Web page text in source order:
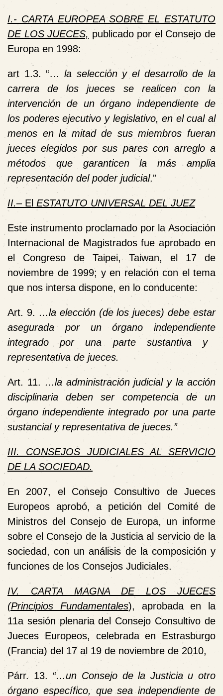
I.- CARTA EUROPEA SOBRE EL ESTATUTO
DE LOS JUECES, publicado por el Consejo de
Europa en 1998:
art 1.3. “… la selección y el desarrollo de la
carrera de los jueces se realicen con la
intervención de un órgano independiente de
los poderes ejecutivo y legislativo, en el cual al
menos en la mitad de sus miembros fueran
jueces elegidos por sus pares con arreglo a
métodos que garanticen la más amplia
representación del poder judicial.”
II.– El ESTATUTO UNIVERSAL DEL JUEZ
Este instrumento proclamado por la Asociación
Internacional de Magistradosfue aprobado en
el Congreso de Taipei, Taiwan, el 17 de
noviembre de 1999; y en relación con el tema
que nos intersa dispone, en lo conducente:
Art. 9. …la elección (de los jueces) debe estar
asegurada por unórgano independiente
integrado por una parte sustantiva y
representativa de jueces.
Art. 11. …la administración judicial y la acción
disciplinaria deben ser competencia de un
órgano independiente integrado por una parte
sustancial y representativa de jueces.”
III. CONSEJOS JUDICIALES AL SERVICIO
DE LA SOCIEDAD.
En 2007, el Consejo Consultivo de Jueces
Europeos aprobó, a petición del Comité de
Ministros del Consejo de Europa, un informe
sobre el Consejo de la Justicia al servicio de la
sociedad, con un análisis de la composición y
funciones de los Consejos Judiciales.
IV. CARTA MAGNA DE LOS JUECES
(Principios Fundamentales), aprobada en la
11a sesión plenaria del Consejo Consultivo de
Jueces Europeos, celebrada en Estrasburgo
(Francia) del 17 al 19 de noviembre de 2010,
Párr. 13. “…un Consejo de la Justiciau otro
órgano específico, que sea independiente de